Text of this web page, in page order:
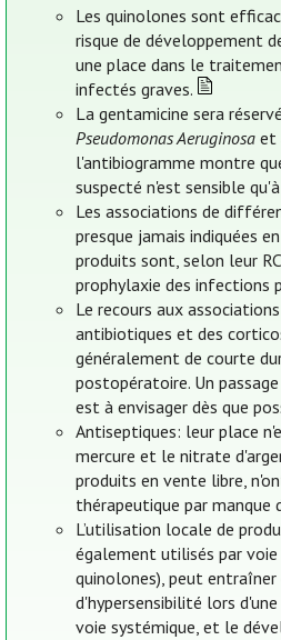
Les quinolones sont
risque de développement
une place dans le
infectés graves.
La gentamicine sera
Pseudomonas Aeruginosa et
l'antibiogramme montre
suspecté n'est sensible
Les associations de
presque jamais indiquées
produits sont, selon leur
prophylaxie des infections
Le recours aux
antibiotiques et des
généralement de courte
postopératoire. Un
est à envisager dès que
Antiseptiques: leur place
mercure et le nitrate
produits en vente libre,
thérapeutique par manque
L’utilisation locale de
également utilisés par voie
quinolones), peut entraîner
d'hypersensibilité lors
voie systémique, et le